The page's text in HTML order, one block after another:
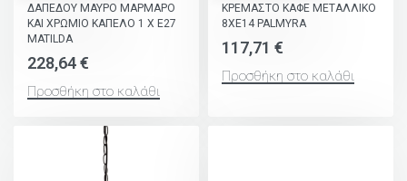
ΔΑΠΕΔΟΥ ΜΑΥΡΟ ΜΑΡΜΑΡΟ
ΚΑΙ ΧΡΩΜΙΟ ΚΑΠΕΛΟ 1 Χ Ε27
MATILDA
228,64€
Προσθήκη στο καλάθι
ΚΡΕΜΑΣΤΟ ΚΑΦΕ ΜΕΤΑΛΛΙΚΟ
8ΧΕ14 PALMYRA
117,71 €
Προσθήκη στο καλάθι